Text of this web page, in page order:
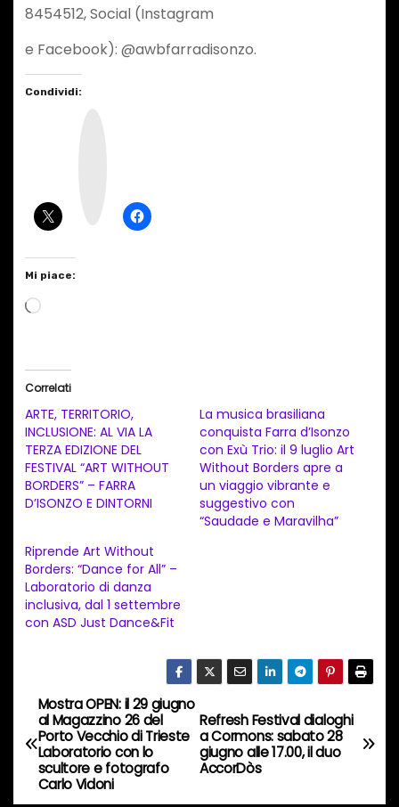
8454512, Social (Instagram
e Facebook): @awbfarradisonzo.
Condividi:
Mi piace:
C
a
m
e
n
o
i
n
c
s
o
…
Correlati
ARTE, TERRITORIO,
INCLUSIONE: AL VIA LA
TERZA EDIZIONE DEL
FESTIVAL “ART WITHOUT
BORDERS” – FARRA
D’ISONZO E DINTORNI
La musica brasiliana
conquista Farra d’Isonzo
con Exù Trio: il 9 luglio Art
Without Borders apre a
un viaggio vibrante e
suggestivo con
“Saudade e Maravilha”
Riprende Art Without
Borders: “Dance for All” –
Laboratorio di danza
inclusiva, dal 1 settembre
con ASD Just Dance&Fit
N
a
v
Refresh Festival dialoghi
a Cormons: sabato 28
giugno alle 17.00, il duo
AccorDòs
Mostra OPEN: il 29 giugno
al Magazzino 26 del
Porto Vecchio di Trieste
Laboratorio con lo
scultore e fotografo
Carlo Vidoni